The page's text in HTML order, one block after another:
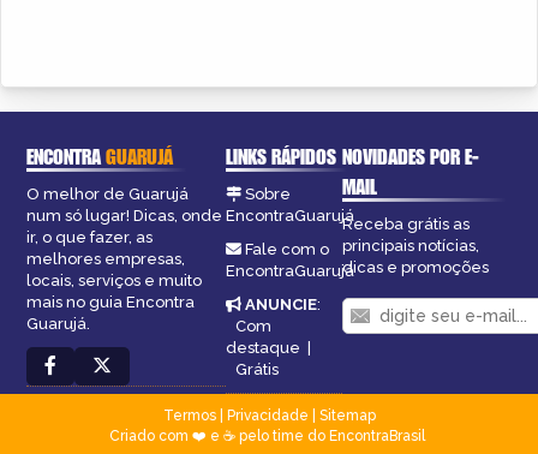
ENCONTRAGUARUJÁ
O melhor de Guarujá
num só lugar! Dicas, onde
ir, o que fazer, as
melhores empresas,
locais, serviços e muito
mais no guia Encontra
Guarujá.
LINKS RÁPIDOS
Sobre
EncontraGuarujá
Fale com o
EncontraGuarujá
ANUNCIE:
Com
destaque |
Grátis
NOVIDADES POR E-
MAIL
Receba grátis as
principais notícias,
dicas e promoções
Termos| Privacidade
Sitemap
Criado com ❤️ e ☕ pelo time do EncontraBrasil